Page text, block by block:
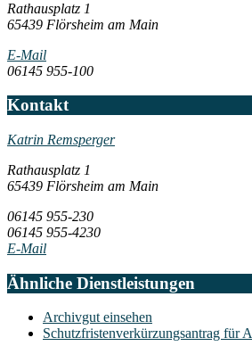
Rathausplatz 1
65439 Flörsheim am Main
E-Mail
06145 955-100
Kontakt
Katrin Remsperger
Rathausplatz 1
65439 Flörsheim am Main
06145 955-230
06145 955-4230
E-Mail
Ähnliche Dienstleistungen
Archivgut einsehen
Schutzfristenverkürzungsantrag für